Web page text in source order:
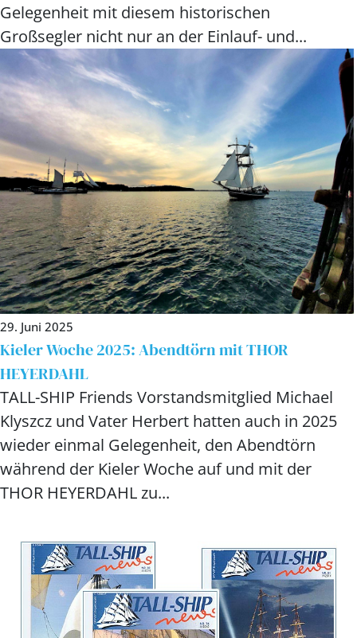
Gelegenheit mit diesem historischen
Großsegler nicht nur an der Einlauf- und...
29. Juni 2025
Kieler Woche 2025: Abendtörn mit THOR
HEYERDAHL
TALL-SHIP Friends Vorstandsmitglied Michael
Klyszcz und Vater Herbert hatten auch in 2025
wieder einmal Gelegenheit, den Abendtörn
während der Kieler Woche auf und mit der
THOR HEYERDAHL zu...